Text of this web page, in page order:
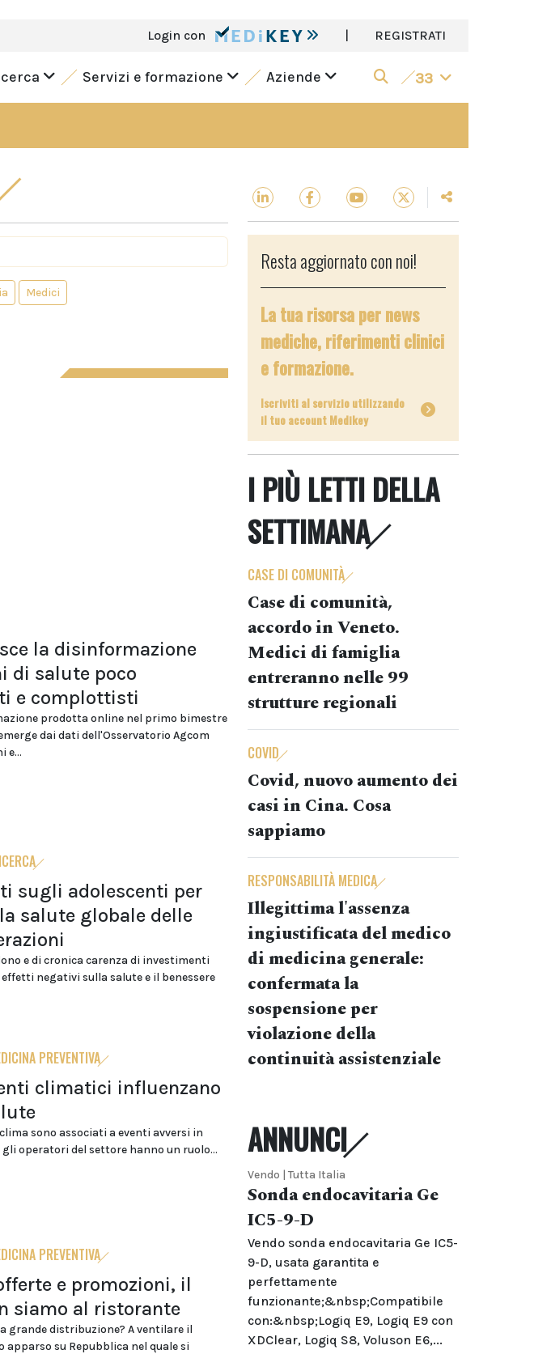
Login con | REGISTRATI
Servizi e formazione Aziende 33
Medici
la disinformazione
di salute poco
e complottisti
prodotta online nel primo bimestre
dai dati dell'Osservatorio Agcom
e...
sugli adolescenti per
salute globale delle
e di cronica carenza di investimenti
negativi sulla salute e il benessere
PREVENTIVA
climatici influenzano
sono associati a eventi avversi in
operatori del settore hanno un ruolo...
PREVENTIVA
e promozioni, il
siamo al ristorante
grande distribuzione? A ventilare il
apparso su Repubblica nel quale si
Resta aggiornato con noi!
La tua risorsa per news
mediche, riferimenti clinici
e formazione.
Iscriviti al servizio utilizzando
il tuo account Medikey
I PIÙ LETTI DELLA
SETTIMANA
CASE DI COMUNITÀ
Case di comunità,
accordo in Veneto.
Medici di famiglia
entreranno nelle 99
strutture regionali
COVID
Covid, nuovo aumento dei
casi in Cina. Cosa
sappiamo
RESPONSABILITÀ MEDICA
Illegittima l'assenza
ingiustificata del medico
di medicina generale:
confermata la
sospensione per
violazione della
continuità assistenziale
ANNUNCI
Vendo | Tutta Italia
Sonda endocavitaria Ge
IC5-9-D
Vendo sonda endocavitaria Ge IC5-
9-D, usata garantita e
perfettamente
funzionante;&nbsp;Compatibile
con:&nbsp;Logiq E9, Logiq E9 con
XDClear, Logiq S8, Voluson E6,...